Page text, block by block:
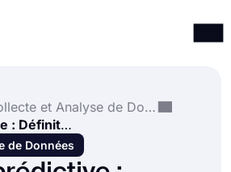
Collecte et Analyse de Données
Analyse prédictive : Définition, techniques et exemples
de Données